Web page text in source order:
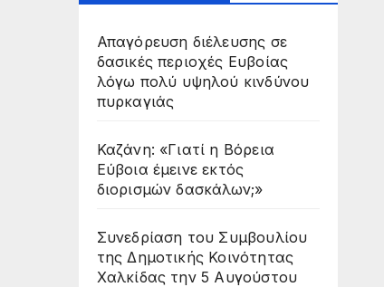
Απαγόρευση διέλευσης σε
δασικές περιοχές Ευβοίας
λόγω πολύ υψηλού κινδύνου
πυρκαγιάς
Καζάνη: «Γιατί η Βόρεια
Εύβοια έμεινε εκτός
διορισμών δασκάλων;»
Συνεδρίαση του Συμβουλίου
της Δημοτικής Κοινότητας
Χαλκίδας την 5 Αυγούστου